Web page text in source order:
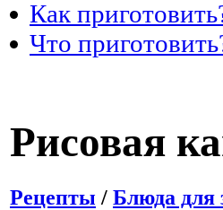
Как
Что
Рисовая
Рецепты / Блюда для